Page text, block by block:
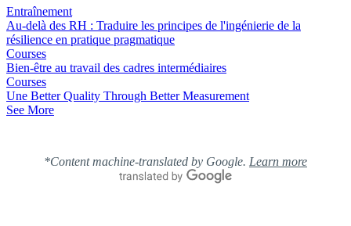
Entraînement
Au-delà des RH : Traduire les principes de l'ingénierie de la
résilience en pratique pragmatique
Courses
Bien-être au travail des cadres intermédiaires
Courses
Une Better Quality Through Better Measurement
See More
*Content machine-translated by Google. Learn more